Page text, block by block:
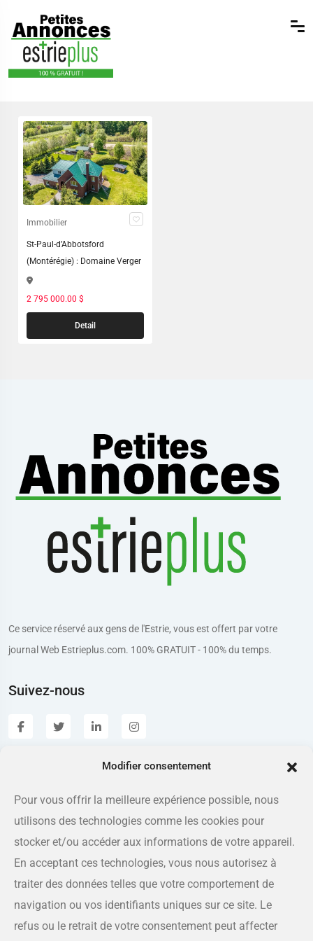
Modifier consentement
Pour vous offrir la meilleure expérience possible, nous
utilisons des technologies comme les cookies pour
stocker et/ou accéder aux informations de votre appareil.
En acceptant ces technologies, vous nous autorisez à
traiter des données telles que votre comportement de
navigation ou vos identifiants uniques sur ce site. Le
refus ou le retrait de votre consentement peut affecter
Immobilier
St-Paul-d’Abbotsford
(Montérégie) : Domaine Verger
2 795 000.00 $
Detail
Ce service réservé aux gens de l'Estrie, vous est offert par votre
journal Web Estrieplus.com. 100% GRATUIT - 100% du temps.
Suivez-nous
Adresse
175 rue Queen, Sherbrooke QC J1L 1K1
Téléphone
819-566-8810